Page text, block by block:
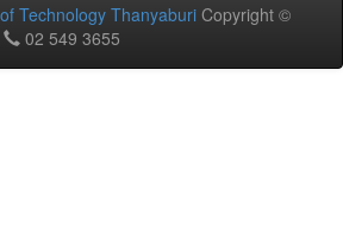
Technology Thanyaburi Copyright ©
02 549 3655